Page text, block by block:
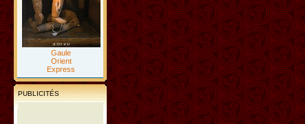
Gaule
Orient
Express
PUBLICITÉS